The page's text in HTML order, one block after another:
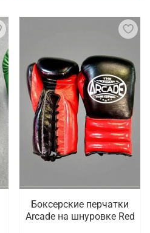
Боксерские перчатки
Arcade на шнуровке Red